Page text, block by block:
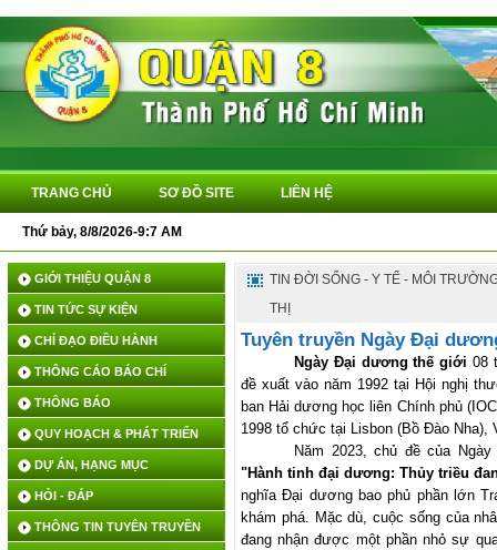
TRANG CHỦ SƠ ĐỒ SITE LIÊN HỆ
Thứ bảy, 8/8/2026-9:7 AM
GIỚI THIỆU QUẬN 8
TIN TỨC SỰ KIỆN
CHỈ ĐẠO ĐIỀU HÀNH
THÔNG CÁO BÁO CHÍ
THÔNG BÁO
QUY HOẠCH & PHÁT TRIỂN
DỰ ÁN, HẠNG MỤC
HỎI - ĐÁP
THÔNG TIN TUYÊN TRUYỀN
TIN ĐỜI SỐNG - Y TẾ - MÔI
THỊ
Tuyên truyền Ngày Đại
Ngày Đại dương thế giới 08
đề xuất vào năm 1992 tại Hội nghị
ban Hải dương học liên Chính phủ
1998 tổ chức tại Lisbon (Bồ Đào Nha),
Năm 2023, chủ đề của
"Hành tinh đại dương: Thủy triều
nghĩa Đại dương bao phủ phần lớn
khám phá. Mặc dù, cuộc sống của
đang nhận được một phần nhỏ sự